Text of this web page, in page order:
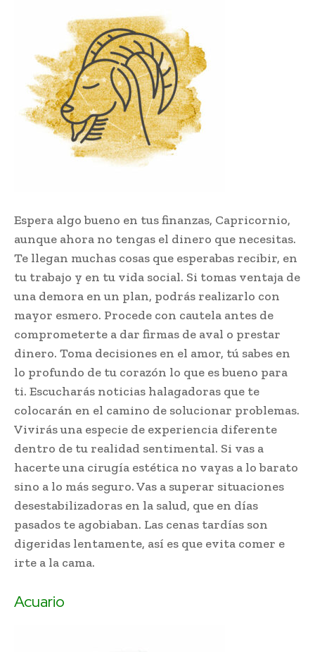
Espera algo bueno en tus finanzas, Capricornio,
aunque ahora no tengas el dinero que necesitas.
Te llegan muchas cosas que esperabas recibir, en
tu trabajo y en tu vida social. Si tomas ventaja de
una demora en un plan, podrás realizarlo con
mayor esmero. Procede con cautela antes de
comprometerte a dar firmas de aval o prestar
dinero. Toma decisiones en el amor, tú sabes en
lo profundo de tu corazón lo que es bueno para
ti. Escucharás noticias halagadoras que te
colocarán en el camino de solucionar problemas.
Vivirás una especie de experiencia diferente
dentro de tu realidad sentimental. Si vas a
hacerte una cirugía estética no vayas a lo barato
sino a lo más seguro. Vas a superar situaciones
desestabilizadoras en la salud, que en días
pasados te agobiaban. Las cenas tardías son
digeridas lentamente, así es que evita comer e
irte a la cama.
Acuario